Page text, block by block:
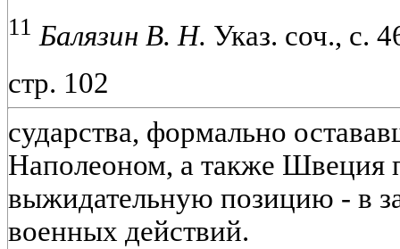
11 Балязин В. Н. Указ. соч., с.
стр. 102
сударства, формально
Наполеоном, а также Швеция
выжидательную позицию - в
военных действий.